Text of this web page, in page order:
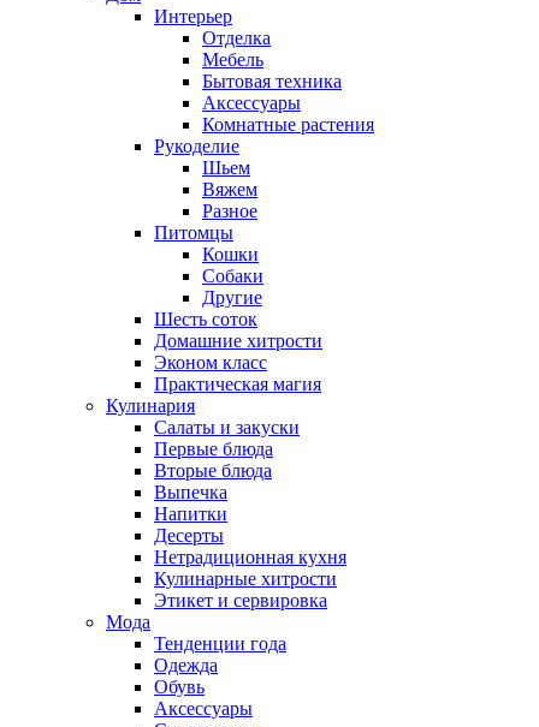
Интерьер
Отделка
Мебель
Бытовая техника
Аксессуары
Комнатные растения
Рукоделие
Шьем
Вяжем
Разное
Питомцы
Кошки
Собаки
Другие
Шесть соток
Домашние хитрости
Эконом класс
Практическая магия
Кулинария
Салаты и закуски
Первые блюда
Вторые блюда
Выпечка
Напитки
Десерты
Нетрадиционная кухня
Кулинарные хитрости
Этикет и сервировка
Мода
Тенденции года
Одежда
Обувь
Аксессуары